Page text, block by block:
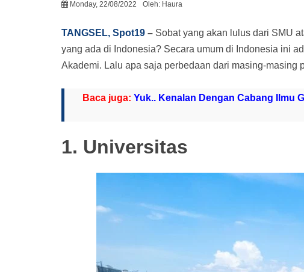
Monday, 22/08/2022 Oleh: Haura
TANGSEL, Spot19 – Sobat yang akan lulus dari SMU
yang ada di Indonesia? Secara umum di Indonesia ini
Akademi. Lalu apa saja perbedaan dari masing-masing
Baca juga: Yuk.. Kenalan Dengan Cabang Ilmu
1. Universitas